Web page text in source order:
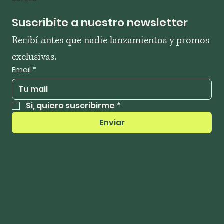
Suscribite a nuestro newsletter
Recibí antes que nadie lanzamientos y promos
exclusivas.
Email *
Si, quiero suscribirme *
Enviar